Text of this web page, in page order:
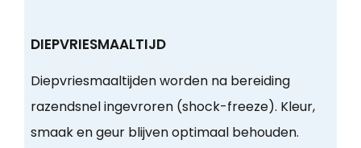
DIEPVRIESMAALTIJD
Diepvriesmaaltijden worden na bereiding
razendsnel ingevroren (shock-freeze). Kleur,
smaak en geur blijven optimaal behouden.